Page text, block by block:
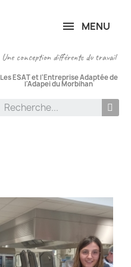
MENU
Une conception différente du travail
Les ESAT et l'Entreprise Adaptée de
l'Adapei du Morbihan